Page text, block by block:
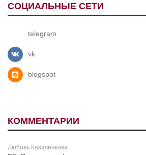
СОЦИАЛЬНЫЕ СЕТИ
telegram
vk
blogspot
КОММЕНТАРИИ
Любовь Казаченкова